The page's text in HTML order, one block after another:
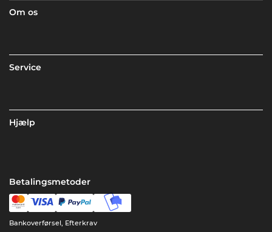
Om os
Service
Hjælp
Betalingsmetoder
Bankoverførsel, Efterkrav